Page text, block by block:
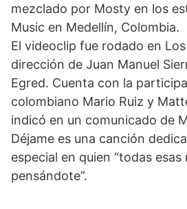
mezclado por Mosty en los
Music en Medellín, Colombia.
El videoclip fue rodado en
dirección de Juan Manuel
Egred. Cuenta con la
colombiano Mario Ruiz y
indicó en un comunicado de
Déjame es una canción
especial en quien “todas esas
pensándote”.